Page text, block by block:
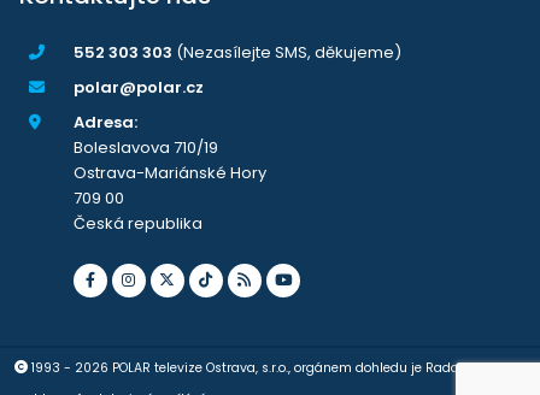
552 303 303 (Nezasílejte SMS, děkujeme)
polar@polar.cz
Adresa:
Boleslavova 710/19
Ostrava-Mariánské Hory
709 00
Česká republika
1993 - 2026 POLAR televize Ostrava, s.r.o., orgánem dohledu je Rada pro